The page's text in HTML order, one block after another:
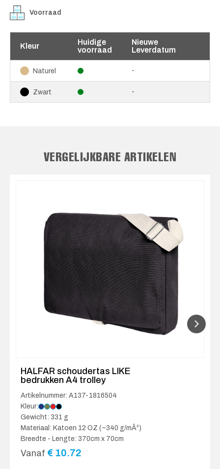
Voorraad
Kleur
Huidige
voorraad
Nieuwe
Leverdatum
Naturel -
Zwart -
VERGELIJKBARE ARTIKELEN
HALFAR schoudertas LIKE
bedrukken A4 trolley
Artikelnummer: A137-1816504
Kleur:
Gewicht: 331 g
Materiaal: Katoen 12 OZ (~340 g/mÂ²)
Breedte - Lengte: 370cm x 70cm
Vanaf € 10.72